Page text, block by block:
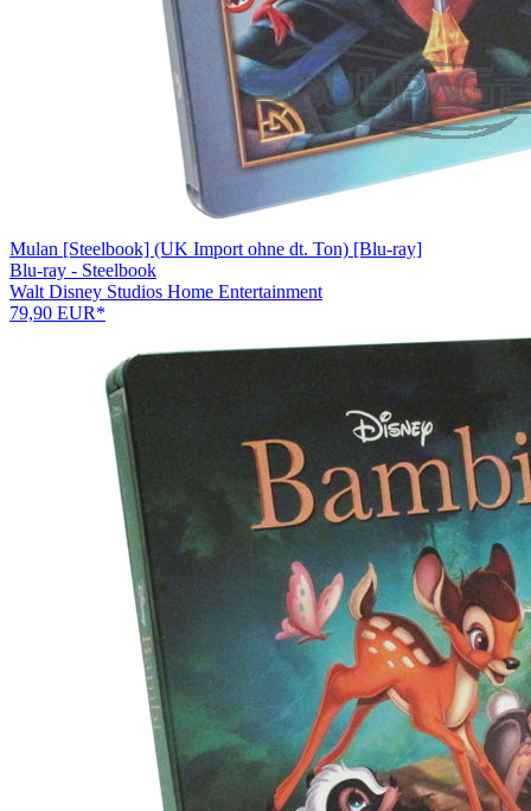
Mulan [Steelbook] (UK Import ohne dt. Ton) [Blu-ray]
Blu-ray - Steelbook
Walt Disney Studios Home Entertainment
79,90 EUR*